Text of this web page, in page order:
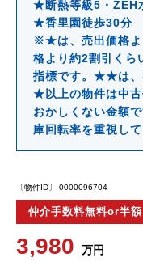
★断熱等級5・ZEH
★香里園徒歩30分
※★は、売出価格
格より約2割引くら
指標です。★★は、
★以上の物件は中古
おかしくない金額
庫回転率を重視し
〔物件ID〕 0000096704
仲介手数料無料or半額
3,980 万円